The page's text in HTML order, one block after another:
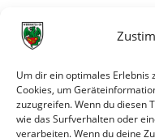
Um dir ein optimales Erlebnis
Cookies, um
zuzugreifen. Wenn du diesen
wie das Surfverhalten oder
verarbeiten. Wenn du deine
31. Juli 2026
30. Juli 2026
Deine Spielminute: 89+1
28. Juli 2026